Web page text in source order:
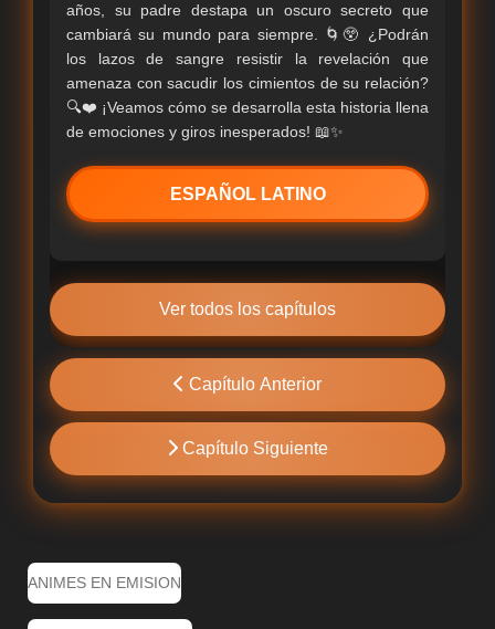
años, su padre destapa un oscuro secreto que
cambiará su mundo para siempre. 🌀😲 ¿Podrán
los lazos de sangre resistir la revelación que
amenaza con sacudir los cimientos de su relación?
🔍❤️ ¡Veamos cómo se desarrolla esta historia llena
de emociones y giros inesperados! 📖✨
ESPAÑOL LATINO
Ver todos los capítulos
Capítulo Anterior
Capítulo Siguiente
ANIMES EN EMISION